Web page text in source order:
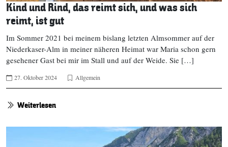
Kind und Rind, das reimt sich, und was sich
reimt, ist gut
Im Sommer 2021 bei meinem bislang letzten Almsommer auf der
Niederkaser-Alm in meiner näheren Heimat war Maria schon gern
gesehener Gast bei mir im Stall und auf der Weide. Sie […]
27. Oktober 2024 Allgemein
Weiterlesen